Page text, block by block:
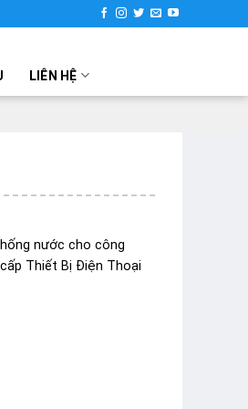
LIÊN HỆ
nước cho công
Thiết Bị Điện Thoại